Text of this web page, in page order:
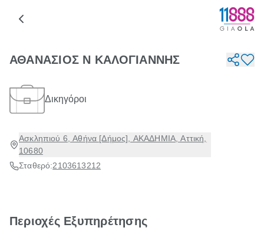
ΑΘΑΝΑΣΙΟΣ Ν ΚΑΛΟΓΙΑΝΝΗΣ
Δικηγόροι
Ασκληπιού 6, Αθήνα [Δήμος], ΑΚΑΔΗΜΙΑ, Αττική,
10680
Σταθερό:2103613212
Περιοχές Εξυπηρέτησης